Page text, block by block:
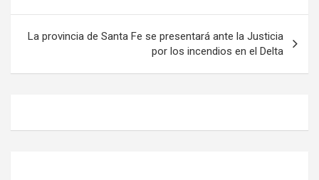
entradas
La provincia de Santa Fe se presentará ante la Justicia
por los incendios en el Delta